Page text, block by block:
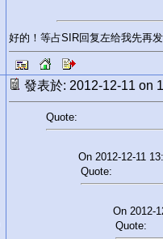
好的！等占SIR回复左给我先再
發表於: 2012-12-11 on
Quote:
On 2012-12-11
Quote:
On 2012-
Quote: